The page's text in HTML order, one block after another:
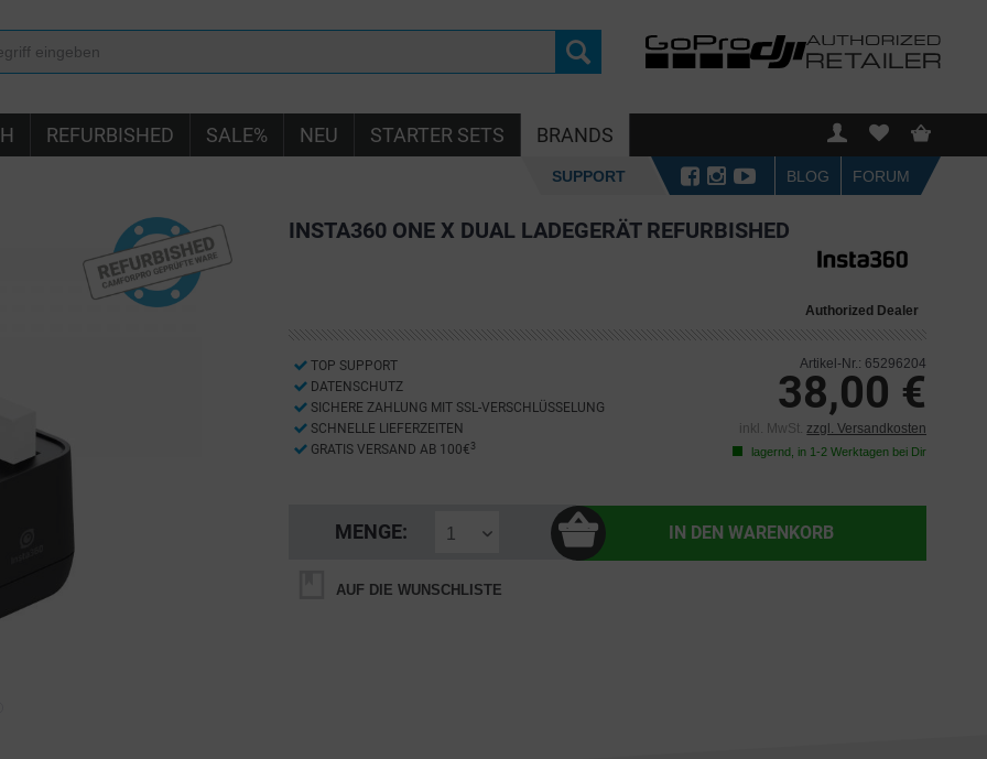
REFURBISHED SALE% NEU STARTER SETS BRANDS
SUPPORT BLOG FORUM
INSTA360 ONE X DUAL LADEGERÄT REFURBISHED
Authorized Dealer
TOP SUPPORT
DATENSCHUTZ
SICHERE ZAHLUNG MIT SSL-VERSCHLÜSSELUNG
SCHNELLE LIEFERZEITEN
GRATIS VERSAND AB 100€ 3
Artikel-Nr.: 65296204
38,00 €
inkl. MwSt.zzgl. Versandkosten
lagernd, in 1-2 Werktagen bei Dir
MENGE: IN DEN WARENKORB
AUF DIE WUNSCHLISTE